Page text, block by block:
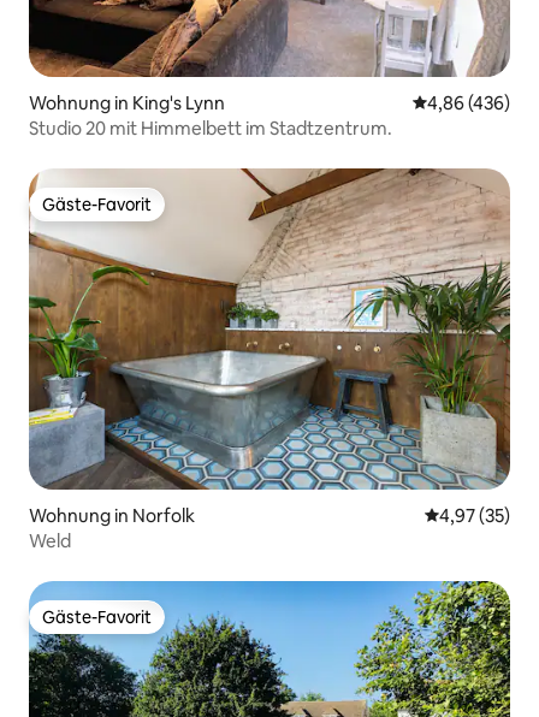
Wohnung in King's Lynn
4,86 (436)
Studio 20 mit Himmelbett im Stadtzentrum.
Gäste-Favorit
Gäste-Favorit
Wohnung in Norfolk
4,97 (35)
Weld
Gäste-Favorit
Gäste-Favorit